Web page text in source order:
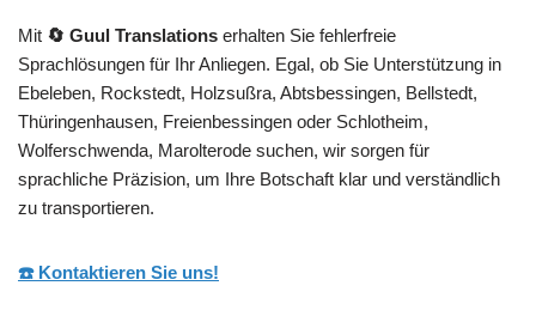
Mit 🔄 Guul Translations erhalten Sie fehlerfreie
Sprachlösungen für Ihr Anliegen. Egal, ob Sie Unterstützung in
Ebeleben, Rockstedt, Holzsußra, Abtsbessingen, Bellstedt,
Thüringenhausen, Freienbessingen oder Schlotheim,
Wolferschwenda, Marolterode suchen, wir sorgen für
sprachliche Präzision, um Ihre Botschaft klar und verständlich
zu transportieren.
☎️ Kontaktieren Sie uns!